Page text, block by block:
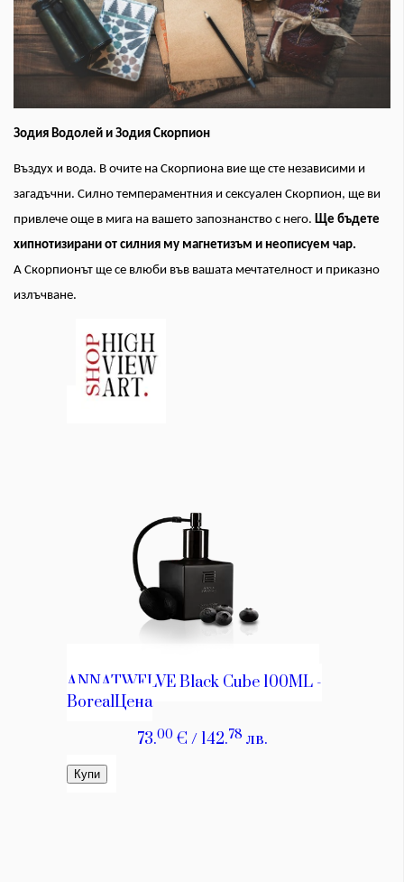
Зодия Водолей и Зодия Скорпион
Въздух и вода. В очите на Скорпиона вие ще сте независими и
загадъчни. Силно темпераментния и сексуален Скорпион, ще ви
привлече още в мига на вашето запознанство с него. Ще бъдете
хипнотизирани от силния му магнетизъм и неописуем чар.
А Скорпионът ще се влюби във вашата мечтателност и приказно
излъчване.